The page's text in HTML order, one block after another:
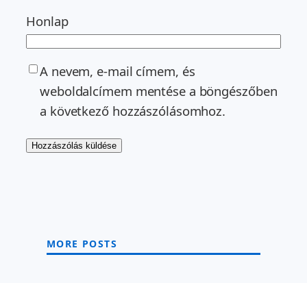
Honlap
A nevem, e-mail címem, és
weboldalcímem mentése a böngészőben
a következő hozzászólásomhoz.
MORE POSTS